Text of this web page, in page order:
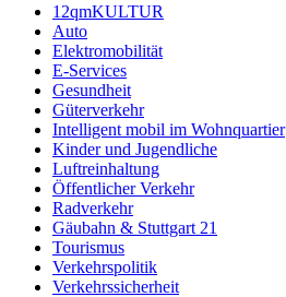
12qmKULTUR
Auto
Elektromobilität
E-Services
Gesundheit
Güterverkehr
Intelligent mobil im Wohnquartier
Kinder und Jugendliche
Luftreinhaltung
Öffentlicher Verkehr
Radverkehr
Gäubahn & Stuttgart 21
Tourismus
Verkehrspolitik
Verkehrssicherheit